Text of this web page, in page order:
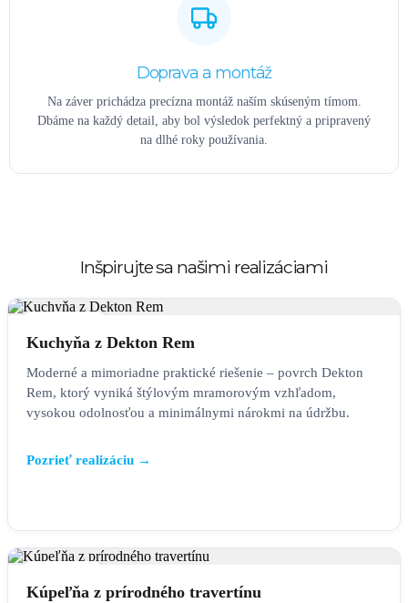
Doprava a montáž
Na záver prichádza precízna montáž naším skúseným tímom.
Dbáme na každý detail, aby bol výsledok perfektný a pripravený
na dlhé roky používania.
Inšpirujte sa našimi realizáciami
Kuchyňa z Dekton Rem
Moderné a mimoriadne praktické riešenie – povrch Dekton
Rem, ktorý vyniká štýlovým mramorovým vzhľadom,
vysokou odolnosťou a minimálnymi nárokmi na údržbu.
Pozrieť realizáciu →
Kúpeľňa z prírodného travertínu